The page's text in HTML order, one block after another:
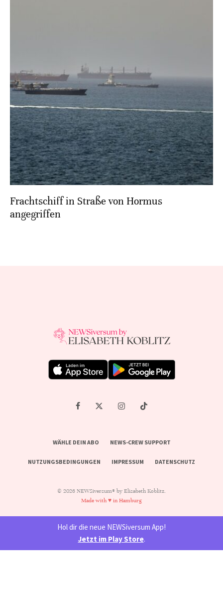
Frachtschiff in Straße von Hormus
angegriffen
WÄHLE DEIN ABO NEWS-CREW SUPPORT
NUTZUNGSBEDINGUNGEN IMPRESSUM DATENSCHUTZ
© 2026 NEWSiversum® by Elisabeth Koblitz.
Made with ♥ in Hamburg
Hol dir die neue NEWSiversum App!
Jetzt im Play Store.